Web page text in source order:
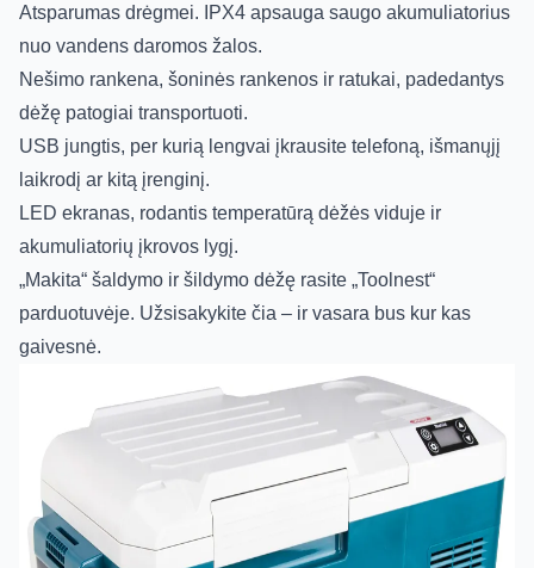
Atsparumas drėgmei. IPX4 apsauga saugo akumuliatorius
nuo vandens daromos žalos.
Nešimo rankena, šoninės rankenos ir ratukai, padedantys
dėžę patogiai transportuoti.
USB jungtis, per kurią lengvai įkrausite telefoną, išmanųjį
laikrodį ar kitą įrenginį.
LED ekranas, rodantis temperatūrą dėžės viduje ir
akumuliatorių įkrovos lygį.
„Makita“ šaldymo ir šildymo dėžę rasite „Toolnest“
parduotuvėje. Užsisakykite čia – ir vasara bus kur kas
gaivesnė.